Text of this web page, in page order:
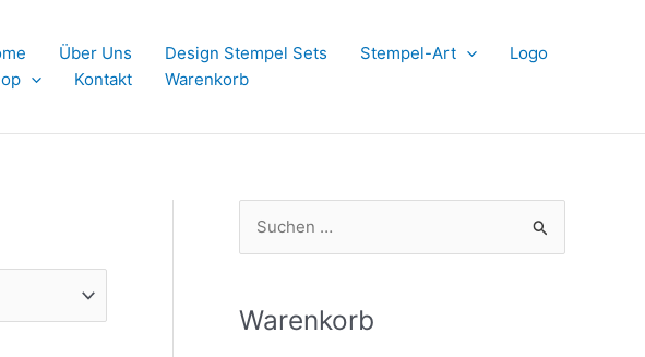
Über Uns Design Stempel Sets Stempel-Art
Logo
Kontakt Warenkorb
h
Warenkorb